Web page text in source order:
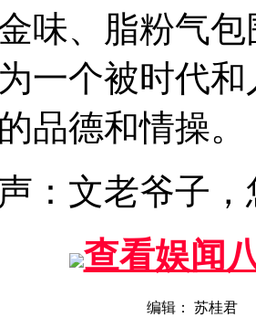
味、脂粉气
一个被时代
品德和情操。
：文老爷子
查看娱闻
编辑： 苏桂君